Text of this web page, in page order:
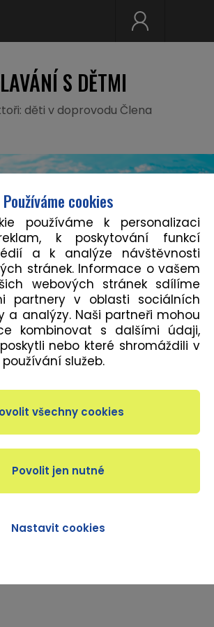
S DĚTMI
děti v doprovodu Člena
od 3 let věku ve vyhrazených dnech
pro dítě v doprovodu Člena se
doplňkových služeb.
Používáme cookies
používáme k personalizaci
k poskytování funkcí
a k analýze návštěvnosti
stránek. Informace o vašem
webových stránek sdílíme
partnery v oblasti sociálních
a analýzy. Naši partneři mohou
kombinovat s dalšími údaji,
nebo které shromáždili v
služeb.
Nastavit cookies